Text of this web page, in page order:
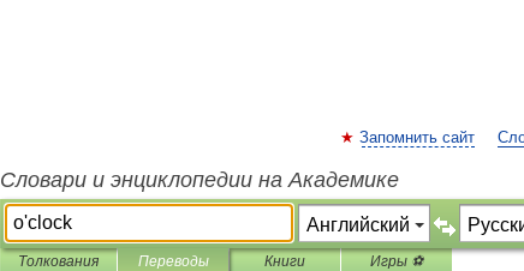
Запомнить сайт
Словари и энциклопедии на Академике
Толкования Переводы Книги Игры ⚽